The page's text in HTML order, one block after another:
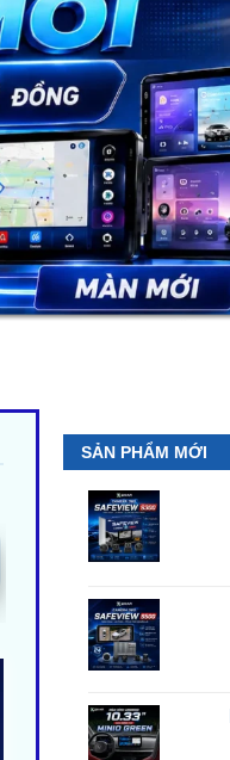
SẢN PHẨM MỚI